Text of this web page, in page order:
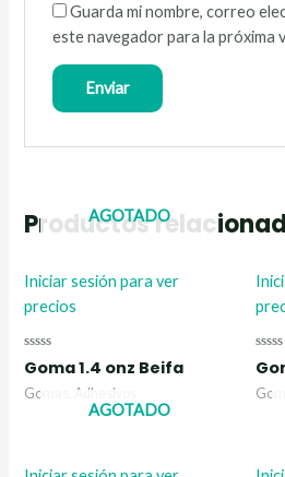
Guarda mi nombre, correo
este navegador para la próxima
Productos
AGOTADO
Iniciar sesión para ver
precios
Valorado
con
0
de
Goma 1.4 onz Beifa
Gomas, Adhesivos
con
0
de
AGOTADO